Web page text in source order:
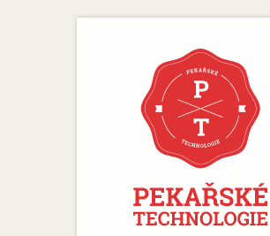
https://www.traditionrolex.com/18